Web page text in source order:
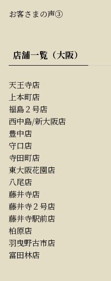
お客さまの声③
店舗一覧（大阪）
天王寺店
上本町店
福島２号店
西中島/新大阪店
豊中店
守口店
寺田町店
東大阪花園店
八尾店
藤井寺店
藤井寺２号店
藤井寺駅前店
柏原店
羽曳野古市店
富田林店